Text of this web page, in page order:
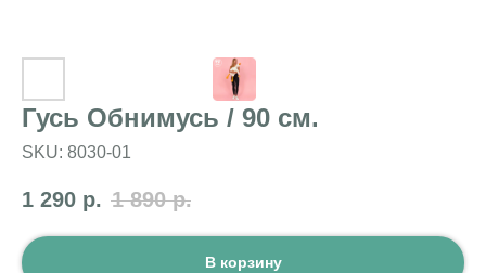
Гусь Обнимусь / 90 см.
SKU: 8030-01
1 290 р. 1 890 р.
В корзину